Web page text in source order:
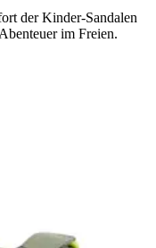
der Kinder-Sandalen
im Freien.